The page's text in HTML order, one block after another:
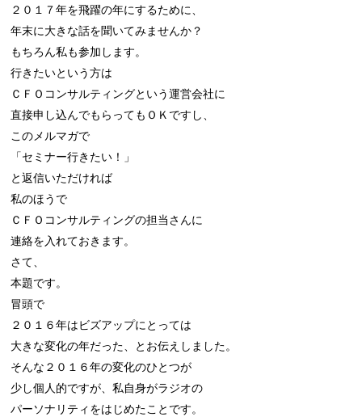
２０１７年を飛躍の年にするために、
年末に大きな話を聞いてみませんか？
もちろん私も参加します。
行きたいという方は
ＣＦＯコンサルティングという運営会社に
直接申し込んでもらってもＯＫですし、
このメルマガで
「セミナー行きたい！」
と返信いただければ
私のほうで
ＣＦＯコンサルティングの担当さんに
連絡を入れておきます。
さて、
本題です。
冒頭で
２０１６年はビズアップにとっては
大きな変化の年だった、とお伝えしました。
そんな２０１６年の変化のひとつが
少し個人的ですが、私自身がラジオの
パーソナリティをはじめたことです。